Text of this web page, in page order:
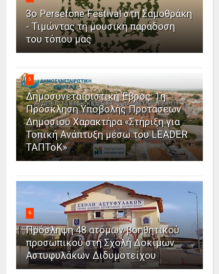
3ο Persefone Festival στη Σαμοθράκη
- Τιμώντας τη μουσική παράδοση
του τόπου μας
5
Δημοσυνεταιριστική Έβρος: 1η
Πρόσκληση Υποβολής Προτάσεων
Δημοσίου Χαρακτήρα «Στήριξη για
Τοπική Ανάπτυξη μέσω του LEADER
ΤΑΠΤοΚ»
6
Πρόσληψη 48 ατόμων βοηθητικού
προσωπικού στη Σχολή Δοκίμων
Αστυφυλάκων Διδυμοτείχου